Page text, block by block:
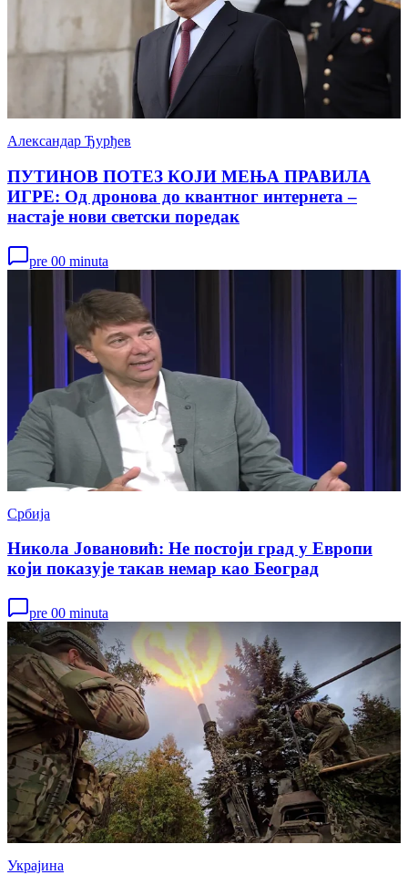
Александар Ђурђев
ПУТИНОВ ПОТЕЗ КОЈИ МЕЊА ПРАВИЛА
ИГРЕ: Од дронова до квантног интернета –
настаје нови светски поредак
pre 00 minuta
Србија
Никола Јовановић: Не постоји град у Европи
који показује такав немар као Београд
pre 00 minuta
Украјина